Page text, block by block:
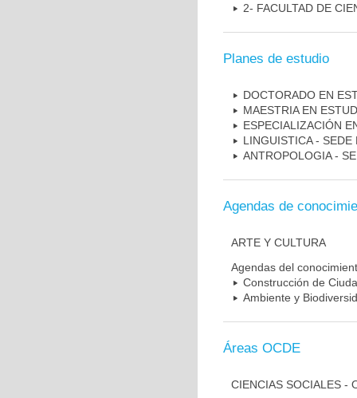
2- FACULTAD DE
Planes de estudio
DOCTORADO EN
MAESTRIA EN
ESPECIALIZACIÓN
LINGUISTICA - SEDE
ANTROPOLOGIA -
Agendas de
ARTE Y CULTURA
Agendas del
Construcción de
Ambiente y
Áreas OCDE
CIENCIAS SOCIALES -